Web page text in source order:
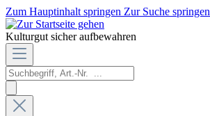
Zum Hauptinhalt springen Zur Suche springen
Kulturgut sicher aufbewahren